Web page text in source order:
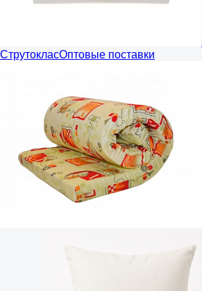
СтрутокласОптовые поставки